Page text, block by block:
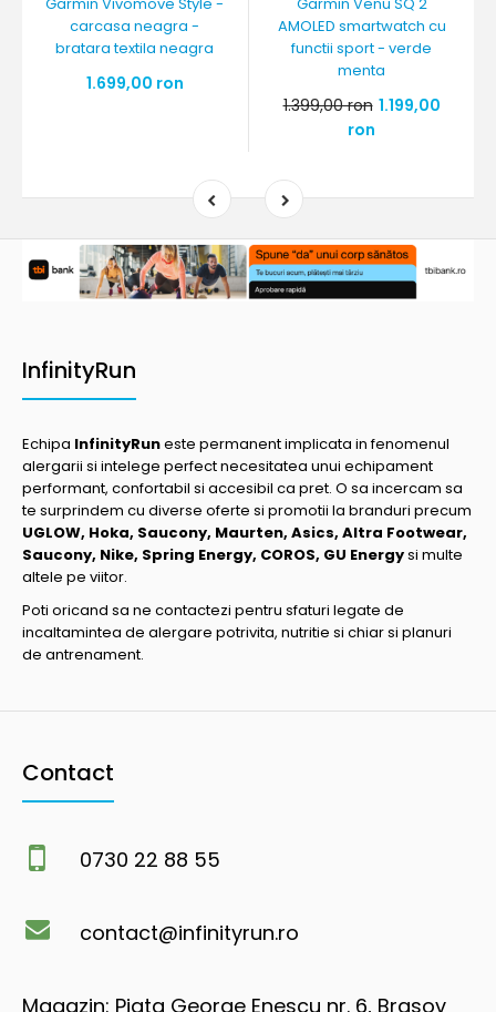
carcasa neagra -
bratara textila neagra
1.699,00 ron
AMOLED smartwatch cu
functii sport - verde
menta
1.399,00 ron 1.199,00
ron
InfinityRun
Echipa InfinityRuneste permanent implicata in fenomenul
alergarii si intelege perfect necesitatea unui echipament
performant, confortabil si accesibil ca pret. O sa incercam sa
te surprindem cu diverse oferte si promotii la branduri precum
UGLOW, Hoka, Saucony, Maurten, Asics, Altra Footwear,
Saucony, Nike, Spring Energy, COROS, GU Energysi multe
altele pe viitor.
Poti oricand sa ne contactezi pentru sfaturi legate de
incaltamintea de alergare potrivita, nutritie si chiar si planuri
de antrenament.
Contact
0730 22 88 55
contact@infinityrun.ro
Magazin: Piata George Enescu nr. 6, Brasov